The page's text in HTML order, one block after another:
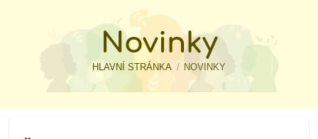
Novinky
HLAVNÍ STRÁNKA / NOVINKY